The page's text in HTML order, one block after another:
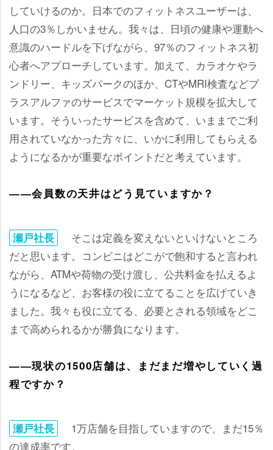
していけるのか。日本でのフィットネスユーザーは、
人口の3％しかいません。我々は、日頃の健康や運動へ
意識のハードルを下げながら、97％のフィットネス初
心者へアプローチしています。加えて、カラオケやラ
ンドリー、キッズパークのほか、CTやMRI検査などプ
ラスアルファのサービスでマーケット規模を拡大して
います。そういったサービスを含めて、いままでご利
用されていなかった方々に、いかに利用してもらえる
ようになるかが重要なポイントだと考えています。
――会員数の天井はどう見ていますか？
瀬戸社長
そこは定義を変えないといけないところ
だと思います。コンビニはどこがで飽和すると言われ
ながら、ATMや荷物の受け渡し、公共料金を払えるよ
うになるなど、お客様の役に立てることを広げていき
ました。我々も役に立てる、必要とされる領域をどこ
まで高められるかが勝負になります。
――現状の1500店舗は、まだまだ増やしていく過
程ですか？
瀬戸社長
1万店舗を目指していますので、まだ15％
の達成率です。